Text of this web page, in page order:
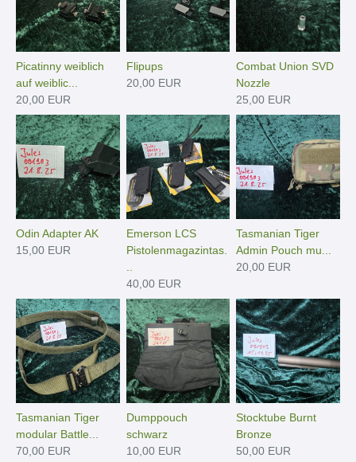
Picatinny weiblich
auf weiblic...
20,00 EUR
Flipups
20,00 EUR
Combat Union SVD
Nozzle
25,00 EUR
Odin Adapter AK
15,00 EUR
Emerson LCS
Pistolenmagazintas.
40,00 EUR
Tasmanian Tiger
Admin Pouch mu...
20,00 EUR
Tasmanian Tiger
modular Battle...
70,00 EUR
Dumppouch
schwarz
10,00 EUR
Stocktube Burnt
Bronze
50,00 EUR